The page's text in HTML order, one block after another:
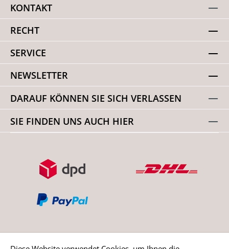
KONTAKT
RECHT
SERVICE
NEWSLETTER
DARAUF KÖNNEN SIE SICH VERLASSEN
SIE FINDEN UNS AUCH HIER